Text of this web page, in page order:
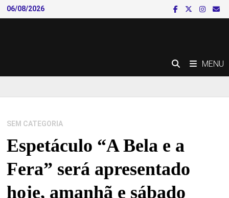
Skip
to
06/08/2026
MENU
SEM CATEGORIA
Espetáculo “A Bela e a
Fera” será apresentado
hoje, amanhã e sábado